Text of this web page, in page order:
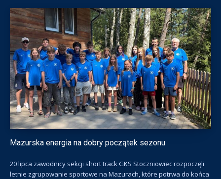
Mazurska energia na dobry początek sezonu
20 lipca zawodnicy sekcji short track GKS Stoczniowiec rozpoczęli
letnie zgrupowanie sportowe na Mazurach, które potrwa do końca